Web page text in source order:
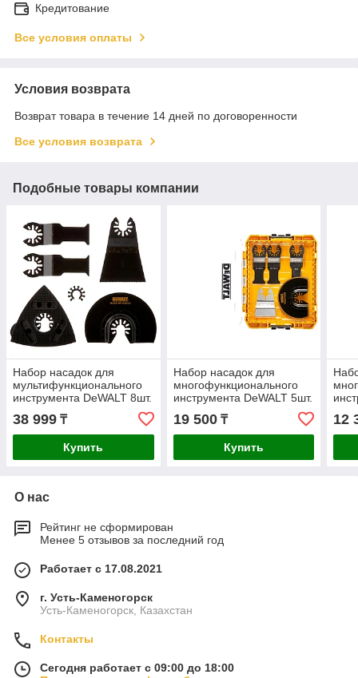
Кредитование
Все условия оплаты
Условия возврата
Возврат товара в течение 14 дней по договоренности
Все условия возврата
Подобные товары компании
Набор насадок для
мультифункционального
инструмента DeWALT 8шт.
DT20731-QZ
38 999 ₸
Купить
Набор насадок для
многофункционального
инструмента DeWALT 5шт.
в кейсе DT20761-QZ
19 500₸
Купить
12
О нас
Рейтинг не сформирован
Менее 5 отзывов за последний год
Работает с 17.08.2021
г. Усть-Каменогорск
Усть-Каменогорск, Казахстан
Контакты
Сегодня работает с 09:00 до 18:00